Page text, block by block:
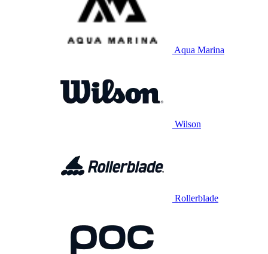
Aqua Marina
Wilson
Rollerblade